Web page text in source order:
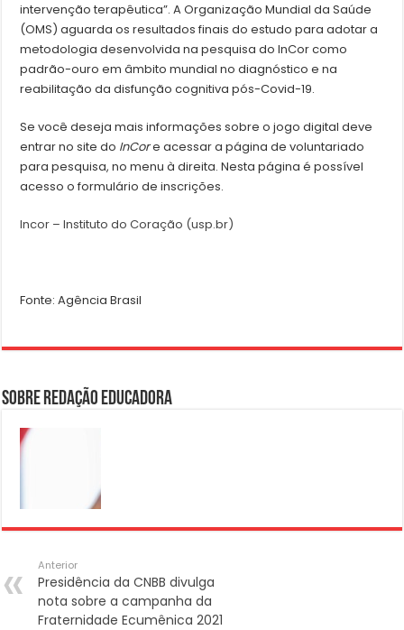
intervenção terapêutica”. A Organização Mundial da Saúde
(OMS) aguarda os resultados finais do estudo para adotar a
metodologia desenvolvida na pesquisa do InCor como
padrão-ouro em âmbito mundial no diagnóstico e na
reabilitação da disfunção cognitiva pós-Covid-19.
Se você deseja mais informações sobre o jogo digital deve
entrar no site do InCore acessar a página de voluntariado
para pesquisa, no menu à direita. Nesta página é possível
acesso o formulário de inscrições.
Incor – Instituto do Coração (usp.br)
Fonte: Agência Brasil
Sobre Redação Educadora
Anterior
Presidência da CNBB divulga
nota sobre a campanha da
Fraternidade Ecumênica 2021